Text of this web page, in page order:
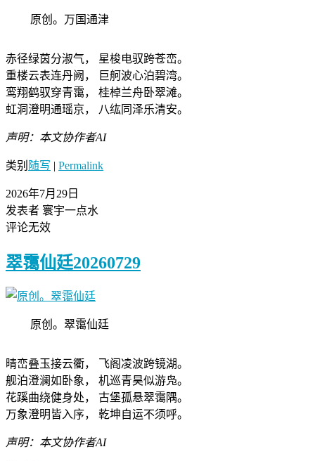
原创。万国通津
赤径绿茵分淑气， 星梭电驭跨苍峦。
重楼云表连丹阙， 巨舸波心泊碧湾。
鸾翔鹤驭穿青霭， 桂棹兰舟卧翠滩。
虹洞澄明通瑶京， 八纮同泽乐清安。
声明：本文协作者AI
类别 随写 | Permalink
2026年7月29日
发表者 寰宇一点水
评论无效
翠霭仙廷20260729
原创。翠霭仙廷
晴峦叠玉接云衢， 飞阁凌波跨镜湖。
舰泊澄澜如卧象， 机巡青昊似游凫。
花蹊曲绕健身处， 古堡孤悬翠霭隅。
万象澄明皆入序， 乾坤自运不须呼。
声明：本文协作者AI